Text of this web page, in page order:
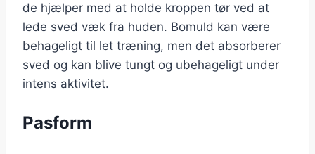
de hjælper med at holde kroppen tør ved at
lede sved væk fra huden. Bomuld kan være
behageligt til let træning, men det absorberer
sved og kan blive tungt og ubehageligt under
intens aktivitet.
Pasform